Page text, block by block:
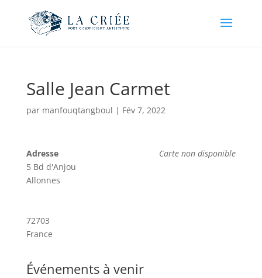
Salle Jean Carmet
par manfouqtangboul | Fév 7, 2022
Carte non disponible
Adresse
5 Bd d'Anjou
Allonnes
72703
France
Événements à venir